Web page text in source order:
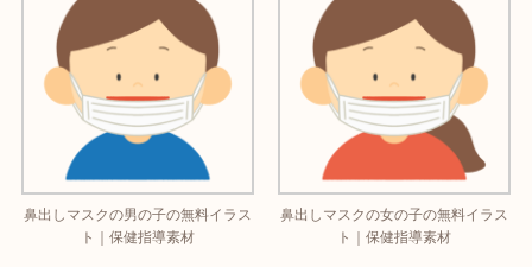
鼻出しマスクの男の子の無料イラス
ト｜保健指導素材
鼻出しマスクの女の子の無料イラス
ト｜保健指導素材